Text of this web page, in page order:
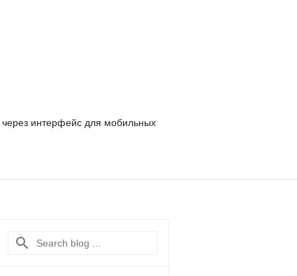
через интерфейс для мобильных